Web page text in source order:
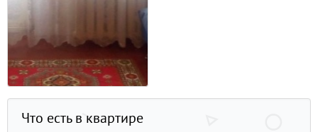
Что есть в квартире